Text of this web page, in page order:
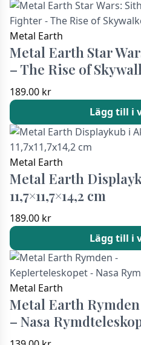
Metal Earth
Metal Earth Star
– The Rise of
189.00 kr
Lägg till i
Metal Earth
Metal Earth
11,7×11,7×14,2 cm
189.00 kr
Lägg till i
Metal Earth
Metal Earth
– Nasa